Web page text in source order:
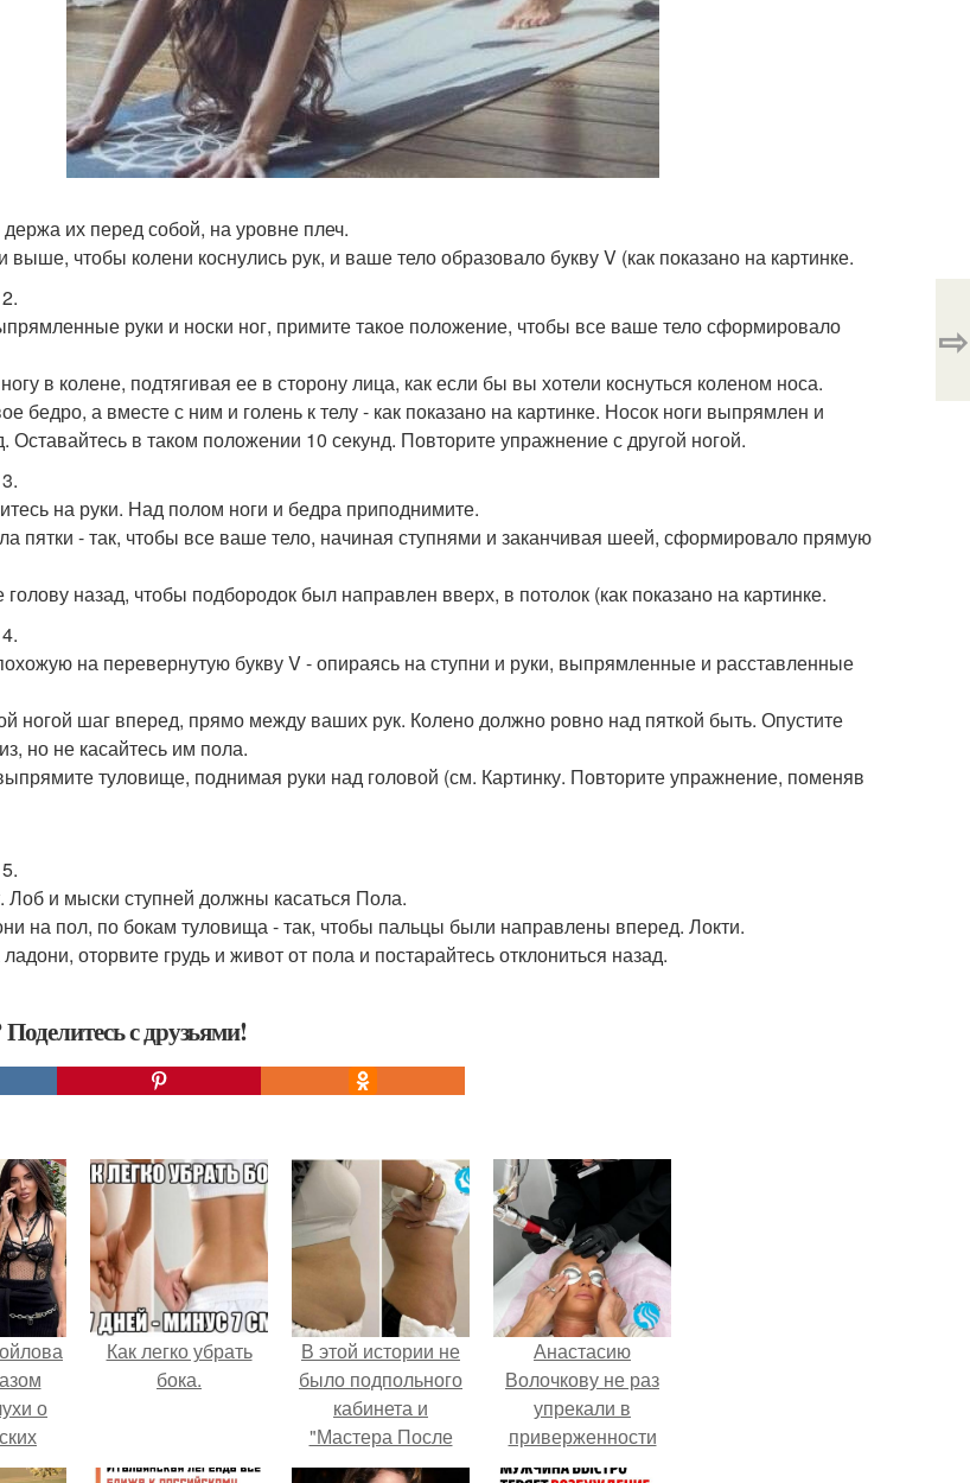
их перед собой, на уровне плеч.
выше, чтобы колени коснулись рук, и ваше тело образовало букву V (как показано на картинке.
руки и носки ног, примите такое положение, чтобы все ваше тело сформировало
в колене, подтягивая ее в сторону лица, как если бы вы хотели коснуться коленом носа.
бедро, а вместе с ним и голень к телу - как показано на картинке. Носок ноги выпрямлен и
Оставайтесь в таком положении 10 секунд. Повторите упражнение с другой ногой.
на руки. Над полом ноги и бедра приподнимите.
пятки - так, чтобы все ваше тело, начиная ступнями и заканчивая шеей, сформировало прямую
голову назад, чтобы подбородок был направлен вверх, в потолок (как показано на картинке.
на перевернутую букву V - опираясь на ступни и руки, выпрямленные и расставленные
ногой шаг вперед, прямо между ваших рук. Колено должно ровно над пяткой быть. Опустите
но не касайтесь им пола.
туловище, поднимая руки над головой (см. Картинку. Повторите упражнение, поменяв
Лоб и мыски ступней должны касаться Пола.
на пол, по бокам туловища - так, чтобы пальцы были направлены вперед. Локти.
оторвите грудь и живот от пола и постарайтесь отклониться назад.
с друзьями!
⇨
о
и
Как легко убрать
бока.
В этой истории не
было подпольного
кабинета и
"Мастера После
Двухнедельных
Анастасию
Волочкову не раз
упрекали в
приверженности
устаревшим бьюти -